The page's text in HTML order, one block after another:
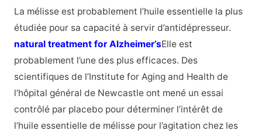
La mélisse est probablement l’huile essentielle la plus
étudiée pour sa capacité à servir d’antidépresseur.
natural treatment for Alzheimer’sElle est
probablement l’une des plus efficaces. Des
scientifiques de l’Institute for Aging and Health de
l’hôpital général de Newcastle ont mené un essai
contrôlé par placebo pour déterminer l’intérêt de
l’huile essentielle de mélisse pour l’agitation chez les